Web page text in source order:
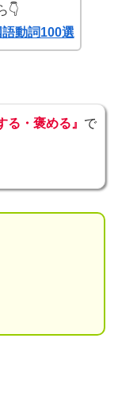
👇
動詞100選
る・褒める』 で